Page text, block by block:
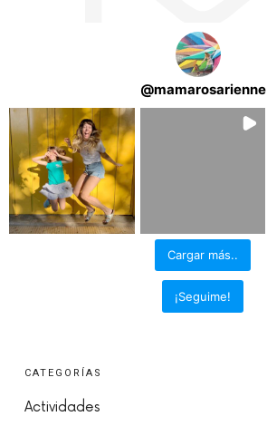
@mamarosarienne
Cargar más..
¡Seguime!
CATEGORÍAS
Actividades